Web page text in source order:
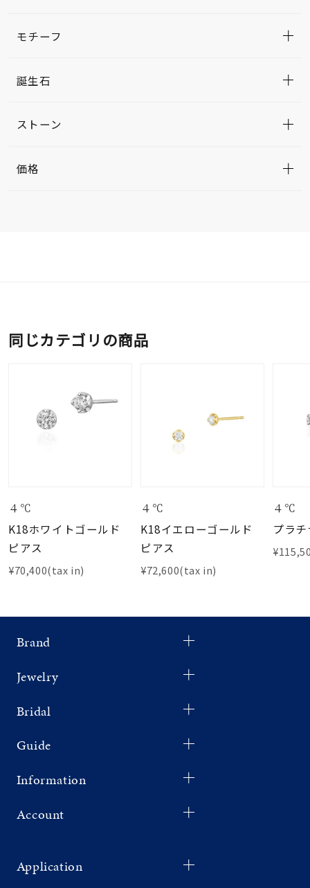
モチーフ
誕生石
ストーン
価格
同じカテゴリの商品
４℃
K18ホワイトゴールド
ピアス
¥70,400(tax in)
４℃
K18イエローゴールド
ピアス
¥72,600(tax in)
４℃
プラ
Brand
Jewelry
Bridal
Guide
Information
Account
Application